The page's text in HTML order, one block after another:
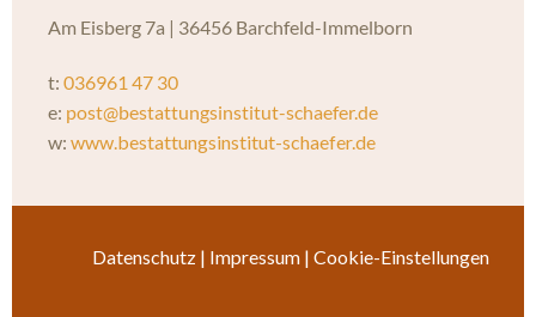
Am Eisberg 7a | 36456 Barchfeld-Immelborn
t: 036961 47 30
e: post@bestattungsinstitut-schaefer.de
w: www.bestattungsinstitut-schaefer.de
Datenschutz | Impressum |Cookie-Einstellungen